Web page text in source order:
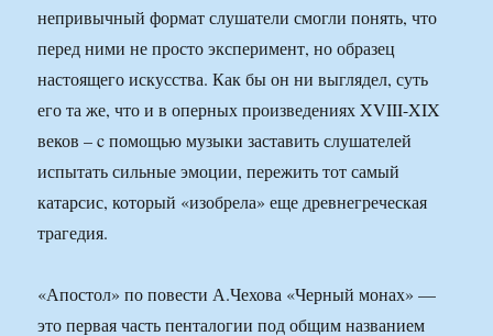
непривычный формат слушатели смогли понять, что
перед ними не просто эксперимент, но образец
настоящего искусства. Как бы он ни выглядел, суть
его та же, что и в оперных произведениях XVIII-XIX
веков – c помощью музыки заставить слушателей
испытать сильные эмоции, пережить тот самый
катарсис, который «изобрела» еще древнегреческая
трагедия.
«Апостол» по повести А.Чехова «Черный монах» —
это первая часть пенталогии под общим названием